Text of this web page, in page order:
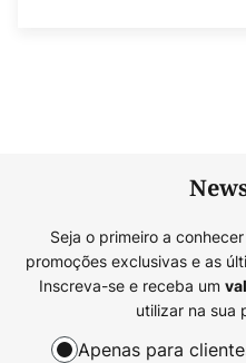
Seja o primeiro a
promoções exclusivas e as
Inscreva-se e receba um
utilizar na sua
Apenas para